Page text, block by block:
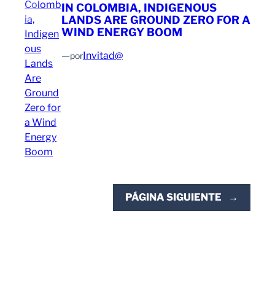
IN COLOMBIA, INDIGENOUS
LANDS ARE GROUND ZERO FOR A
WIND ENERGY BOOM
—porInvitad@
PÁGINA SIGUIENTE →